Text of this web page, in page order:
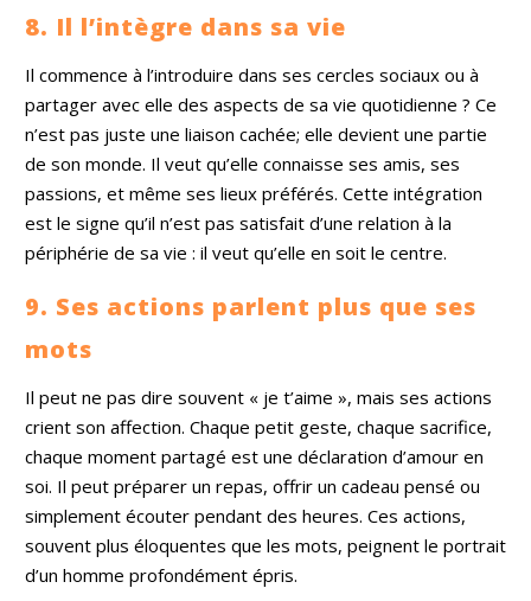
8. Il l’intègre dans sa vie
Il commence à l’introduire dans ses cercles sociaux ou à
partager avec elle des aspects de sa vie quotidienne ? Ce
n’est pas juste une liaison cachée; elle devient une partie
de son monde. Il veut qu’elle connaisse ses amis, ses
passions, et même ses lieux préférés. Cette intégration
est le signe qu’il n’est pas satisfait d’une relation à la
périphérie de sa vie : il veut qu’elle en soit le centre.
9. Ses actions parlent plus que ses
mots
Il peut ne pas dire souvent « je t’aime », mais ses actions
crient son affection. Chaque petit geste, chaque sacrifice,
chaque moment partagé est une déclaration d’amour en
soi. Il peut préparer un repas, offrir un cadeau pensé ou
simplement écouter pendant des heures. Ces actions,
souvent plus éloquentes que les mots, peignent le portrait
d’un homme profondément épris.